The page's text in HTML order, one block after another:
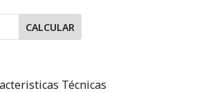
CALCULAR
Técnicas